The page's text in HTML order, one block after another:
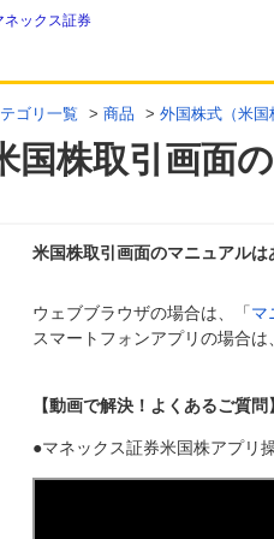
ゴリ一覧 > 商品 > 外国株式（米国
国株取引画面
米国株取引画面のマニュアルは
回答
ウェブブラウザの場合は、「マ
スマートフォンアプリの場合は
【動画で解決！よくあるご質問
●マネックス証券米国株アプリ